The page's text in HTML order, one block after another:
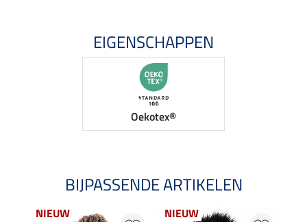
EIGENSCHAPPEN
Oekotex®
BIJPASSENDE ARTIKELEN
NIEUW NIEUW